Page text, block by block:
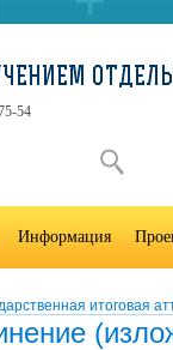
итоговая
54
Информация